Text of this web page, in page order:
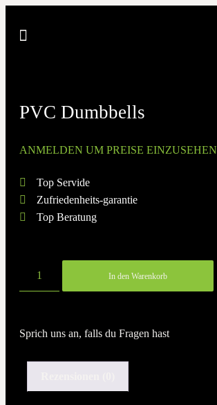
PVC Dumbbells
ANMELDEN UM PREISE EINZUSEHEN
Top Servide
Zufriedenheits-garantie
Top Beratung
In den Warenkorb
Sprich uns an, falls du Fragen hast